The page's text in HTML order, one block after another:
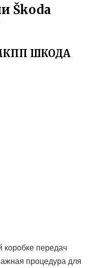
Škoda
ШКОДА
передач
процедура для